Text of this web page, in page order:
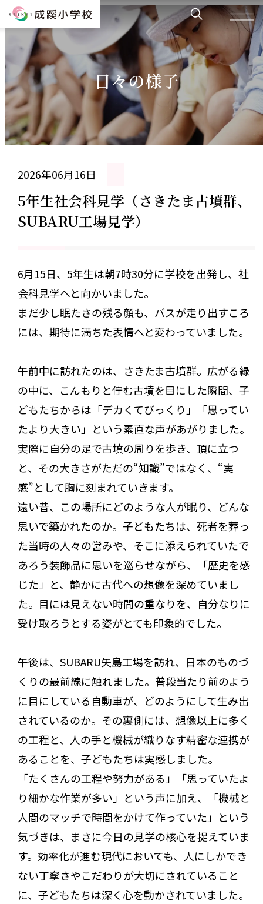
日々の様子
2026年06月16日
5年生社会科見学（さきたま古墳群、
SUBARU工場見学）
6月15日、5年生は朝7時30分に学校を出発し、社
会科見学へと向かいました。
まだ少し眠たさの残る顔も、バスが走り出すころ
には、期待に満ちた表情へと変わっていました。
午前中に訪れたのは、さきたま古墳群。広がる緑
の中に、こんもりと佇む古墳を目にした瞬間、子
どもたちからは「デカくてびっくり」「思ってい
たより大きい」という素直な声があがりました。
実際に自分の足で古墳の周りを歩き、頂に立つ
と、その大きさがただの“知識”ではなく、“実
感”として胸に刻まれていきます。
遠い昔、この場所にどのような人が眠り、どんな
思いで築かれたのか。子どもたちは、死者を葬っ
た当時の人々の営みや、そこに添えられていたで
あろう装飾品に思いを巡らせながら、「歴史を感
じた」と、静かに古代への想像を深めていまし
た。目には見えない時間の重なりを、自分なりに
受け取ろうとする姿がとても印象的でした。
午後は、SUBARU矢島工場を訪れ、日本のものづ
くりの最前線に触れました。普段当たり前のよう
に目にしている自動車が、どのようにして生み出
されているのか。その裏側には、想像以上に多く
の工程と、人の手と機械が織りなす精密な連携が
あることを、子どもたちは実感しました。
「たくさんの工程や努力がある」「思っていたよ
り細かな作業が多い」という声に加え、「機械と
人間のマッチで時間をかけて作っていた」という
気づきは、まさに今日の見学の核心を捉えていま
す。効率化が進む現代においても、人にしかでき
ない丁寧さやこだわりが大切にされていること
に、子どもたちは深く心を動かされていました。